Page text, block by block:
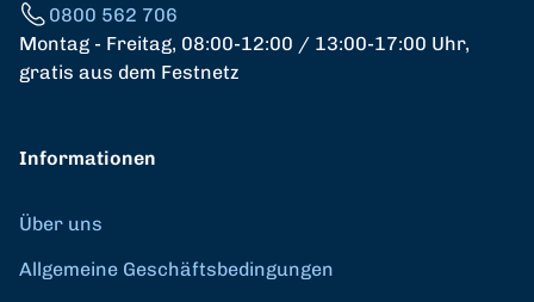
0800 562 706
Montag - Freitag, 08:00-12:00 / 13:00-17:00 Uhr,
gratis aus dem Festnetz
Informationen
Über uns
Allgemeine Geschäftsbedingungen